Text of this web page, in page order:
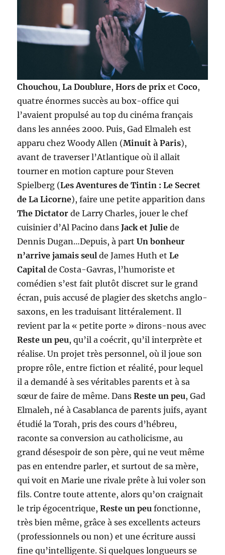
Chouchou,La Doublure,Hors de prix etCoco,
quatre énormes succès au box-office qui
l’avaient propulsé au top du cinéma français
dans les années 2000. Puis, Gad Elmaleh est
apparu chez Woody Allen (Minuit à Paris),
avant de traverser l’Atlantique où il allait
tourner en motion capture pour Steven
Spielberg (Les Aventures de Tintin : Le Secret
de La Licorne), faire une petite apparition dans
The Dictatorde Larry Charles, jouer le chef
cuisinier d’Al Pacino dansJack et Julie de
Dennis Dugan…Depuis, à part Un bonheur
n’arrive jamais seul de James Huth etLe
Capital de Costa-Gavras, l’humoriste et
comédien s’est fait plutôt discret sur le grand
écran, puis accusé de plagier des sketchs anglo-
saxons, en les traduisant littéralement. Il
revient par la « petite porte » dirons-nous avec
Reste un peu, qu’il a coécrit, qu’il interprète et
réalise. Un projet très personnel, où il joue son
propre rôle, entre fiction et réalité, pour lequel
il a demandé à ses véritables parents et à sa
sœur de faire de même. DansReste un peu, Gad
Elmaleh, né à Casablanca de parents juifs, ayant
étudié la Torah, pris des cours d’hébreu,
raconte sa conversion au catholicisme, au
grand désespoir de son père, qui ne veut même
pas en entendre parler, et surtout de sa mère,
qui voit en Marie une rivale prête à lui voler son
fils. Contre toute attente, alors qu’on craignait
le trip égocentrique,Reste un peu fonctionne,
très bien même, grâce à ses excellents acteurs
(professionnels ou non) et une écriture aussi
fine qu’intelligente. Si quelques longueurs se